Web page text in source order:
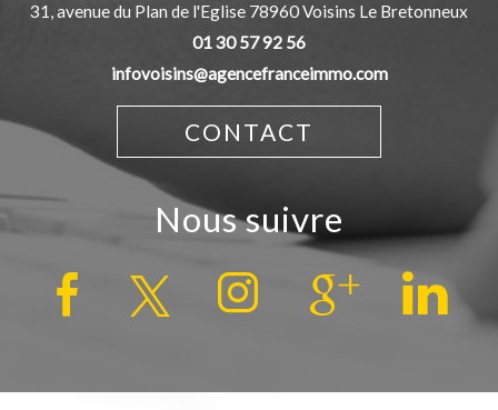
31, avenue du Plan de l'Eglise 78960Voisins Le Bretonneux
01 30 57 92 56
infovoisins@agencefranceimmo.com
CONTACT
nous suivre